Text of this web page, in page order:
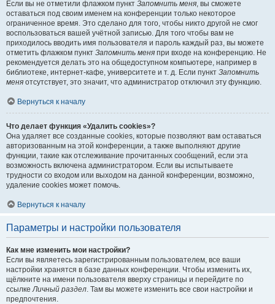
Если вы не отметили флажком пункт Запомнить меня , вы сможете
оставаться под своим именем на конференции только некоторое
ограниченное время. Это сделано для того, чтобы никто другой не смог
воспользоваться вашей учётной записью. Для того чтобы вам не
приходилось вводить имя пользователя и пароль каждый раз, вы можете
отметить флажком пункт Запомнить меня при входе на конференцию. Не
рекомендуется делать это на общедоступном компьютере, например в
библиотеке, интернет-кафе, университете и т. д. Если пункт Запомнить
меня отсутствует, это значит, что администратор отключил эту функцию.
Вернуться к началу
Что делает функция «Удалить cookies»?
Она удаляет все созданные cookies, которые позволяют вам оставаться
авторизованным на этой конференции, а также выполняют другие
функции, такие как отслеживание прочитанных сообщений, если эта
возможность включена администратором. Если вы испытываете
трудности со входом или выходом на данной конференции, возможно,
удаление cookies может помочь.
Вернуться к началу
Параметры и настройки пользователя
Как мне изменить мои настройки?
Если вы являетесь зарегистрированным пользователем, все ваши
настройки хранятся в базе данных конференции. Чтобы изменить их,
щёлкните на имени пользователя вверху страницы и перейдите по
ссылке Личный раздел . Там вы можете изменить все свои настройки и
предпочтения.